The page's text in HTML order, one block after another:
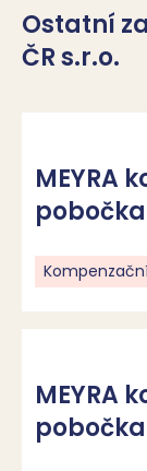
Ostatní
ČR s.r.o.
MEYRA
MEYRA